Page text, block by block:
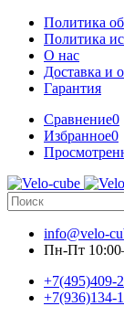
Политика
Политика
О нас
Доставка и
Гарантия
Сравнение0
Избранное0
info@velo-
Пн-Пт
+7(495)409-
+7(936)134-